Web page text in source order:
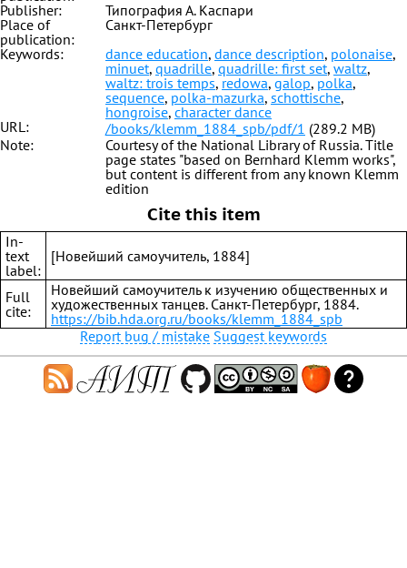
Publisher:
Типография А. Каспари
Place of
publication:
Санкт-Петербург
Keywords:
dance education, dance description, polonaise,
minuet, quadrille, quadrille: first set, waltz,
waltz: trois temps, redowa, galop, polka,
sequence, polka-mazurka, schottische,
hongroise, character dance
URL:
/books/klemm_1884_spb/pdf/1 (289.2 MB)
Note:
Courtesy of the National Library of Russia. Title
page states "based on Bernhard Klemm works",
but content is different from any known Klemm
edition
Cite this item
In-
text
label:
[Новейший самоучитель, 1884]
Full
cite:
Новейший самоучитель к изучению общественных и
художественных танцев. Санкт-Петербург, 1884.
https://bib.hda.org.ru/books/klemm_1884_spb
Report bug / mistake Suggest keywords